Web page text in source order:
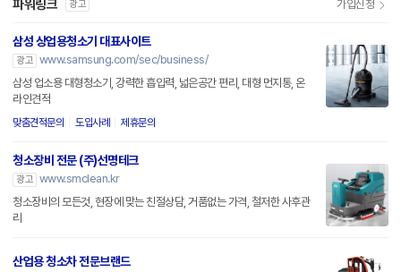
파워링크 광고 가입신청
삼성 상업용청소기 대표사이트
광고 www.samsung.com/sec/business/
삼성 업소용 대형청소기, 강력한 흡입력, 넓은공간 편리, 대형 먼지통, 온
라인견적
맞춤견적문의 도입사례 제휴문의
청소장비 전문 (주)선명테크
광고 www.smclean.kr
청소장비의 모든것, 현장에 맞는 친절상담, 거품없는 가격, 철저한 사후관
리
산업용 청소차 전문브랜드